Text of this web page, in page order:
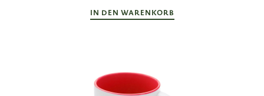
IN DEN WARENKORB